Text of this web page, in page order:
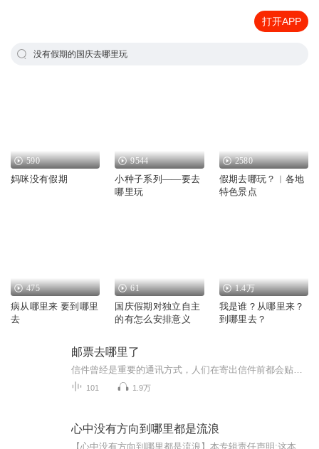
打开APP
没有假期的国庆去哪里玩
590
妈咪没有假期
9544
小种子系列——要去
哪里玩
2580
假期去哪玩？︱各地
特色景点
475
病从哪里来 要到哪里
去
61
国庆假期对独立自主
的有怎么安排意义
1.4万
我是谁？从哪里来？
到哪里去？
邮票去哪里了
101 1.9万
心中没有方向到哪里都是流浪